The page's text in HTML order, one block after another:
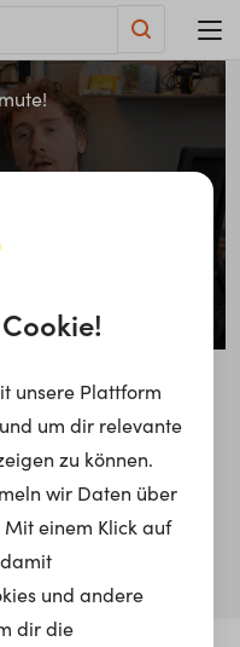
•Automation
Fraunhofer
unsere Plattform
um dir relevante
zu können.
wir Daten über
einem Klick auf
und andere
dir die